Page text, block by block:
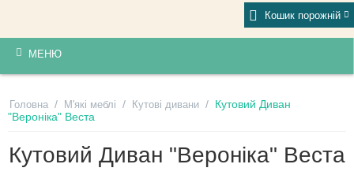
Кошик порожній
МЕНЮ
Головна / М'які меблі / Кутові дивани / Кутовий Диван
"Вероніка" Веста
Кутовий Диван "Вероніка" Веста